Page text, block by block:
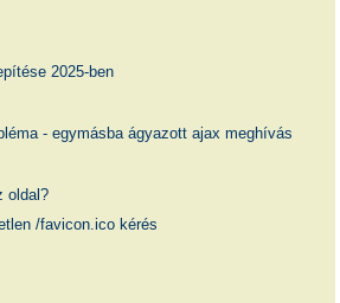
2025-ben
- egymásba ágyazott ajax meghívás
oldal?
/favicon.ico kérés